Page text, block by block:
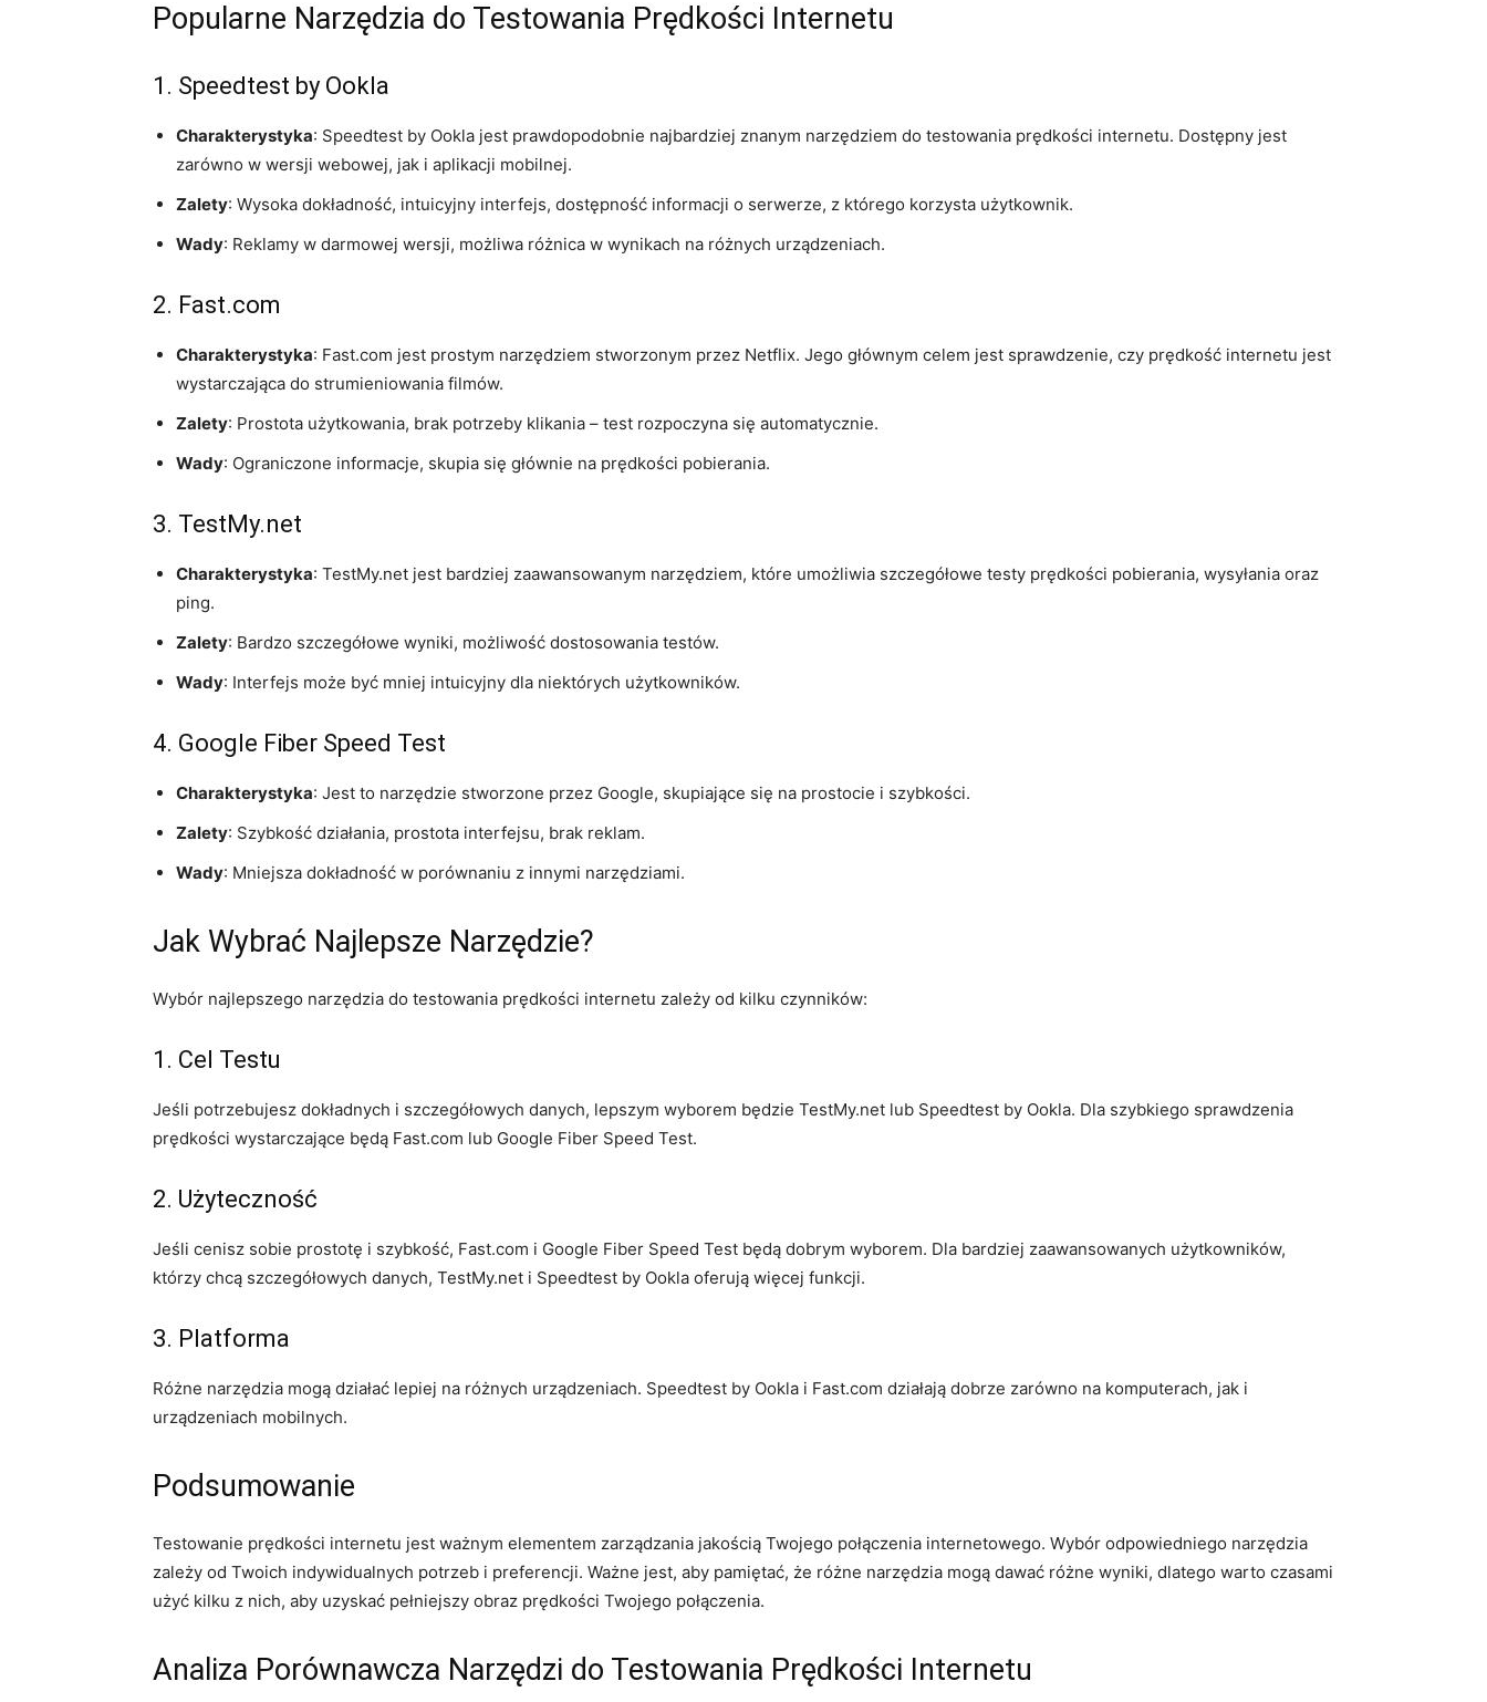
Popularne Narzędzia do Testowania Prędkości Internetu
1. Speedtest by Ookla
Charakterystyka: Speedtest by Ookla jest prawdopodobnie najbardziej znanym narzędziem do testowania prędkości internetu. Dostępny jest
zarówno w wersji webowej, jak i aplikacji mobilnej.
Zalety: Wysoka dokładność, intuicyjny interfejs, dostępność informacji o serwerze, z którego korzysta użytkownik.
Wady: Reklamy w darmowej wersji, możliwa różnica w wynikach na różnych urządzeniach.
2. Fast.com
Charakterystyka: Fast.com jest prostym narzędziem stworzonym przez Netflix. Jego głównym celem jest sprawdzenie, czy prędkość internetu jest
wystarczająca do strumieniowania filmów.
Zalety: Prostota użytkowania, brak potrzeby klikania – test rozpoczyna się automatycznie.
Wady: Ograniczone informacje, skupia się głównie na prędkości pobierania.
3. TestMy.net
Charakterystyka: TestMy.net jest bardziej zaawansowanym narzędziem, które umożliwia szczegółowe testy prędkości pobierania, wysyłania oraz
ping.
Zalety: Bardzo szczegółowe wyniki, możliwość dostosowania testów.
Wady: Interfejs może być mniej intuicyjny dla niektórych użytkowników.
4. Google Fiber Speed Test
Charakterystyka: Jest to narzędzie stworzone przez Google, skupiające się na prostocie i szybkości.
Zalety: Szybkość działania, prostota interfejsu, brak reklam.
Wady: Mniejsza dokładność w porównaniu z innymi narzędziami.
Jak Wybrać Najlepsze Narzędzie?
Wybór najlepszego narzędzia do testowania prędkości internetu zależy od kilku czynników:
1. Cel Testu
Jeśli potrzebujesz dokładnych i szczegółowych danych, lepszym wyborem będzie TestMy.net lub Speedtest by Ookla. Dla szybkiego sprawdzenia
prędkości wystarczające będą Fast.com lub Google Fiber Speed Test.
2. Użyteczność
Jeśli cenisz sobie prostotę i szybkość, Fast.com i Google Fiber Speed Test będą dobrym wyborem. Dla bardziej zaawansowanych użytkowników,
którzy chcą szczegółowych danych, TestMy.net i Speedtest by Ookla oferują więcej funkcji.
3. Platforma
Różne narzędzia mogą działać lepiej na różnych urządzeniach. Speedtest by Ookla i Fast.com działają dobrze zarówno na komputerach, jak i
urządzeniach mobilnych.
Podsumowanie
Testowanie prędkości internetu jest ważnym elementem zarządzania jakością Twojego połączenia internetowego. Wybór odpowiedniego narzędzia
zależy od Twoich indywidualnych potrzeb i preferencji. Ważne jest, aby pamiętać, że różne narzędzia mogą dawać różne wyniki, dlatego warto czasami
użyć kilku z nich, aby uzyskać pełniejszy obraz prędkości Twojego połączenia.
Analiza Porównawcza Narzędzi do Testowania Prędkości Internetu